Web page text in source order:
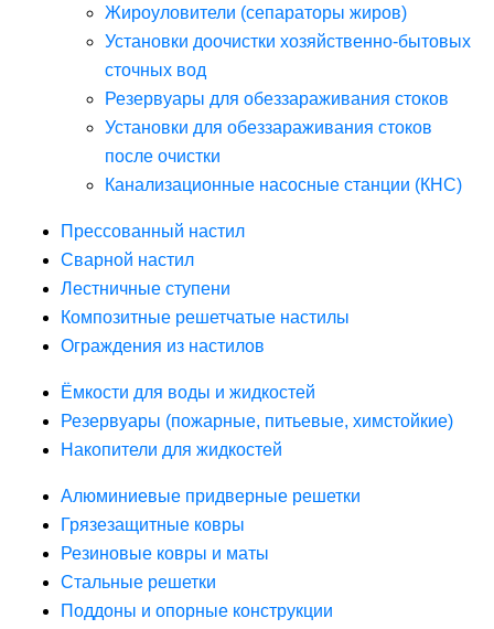
Жироуловители (сепараторы жиров)
Установки доочистки хозяйственно-бытовых
сточных вод
Резервуары для обеззараживания стоков
Установки для обеззараживания стоков
после очистки
Канализационные насосные станции (КНС)
Прессованный настил
Сварной настил
Лестничные ступени
Композитные решетчатые настилы
Ограждения из настилов
Ёмкости для воды и жидкостей
Резервуары (пожарные, питьевые, химстойкие)
Накопители для жидкостей
Алюминиевые придверные решетки
Грязезащитные ковры
Резиновые ковры и маты
Стальные решетки
Поддоны и опорные конструкции